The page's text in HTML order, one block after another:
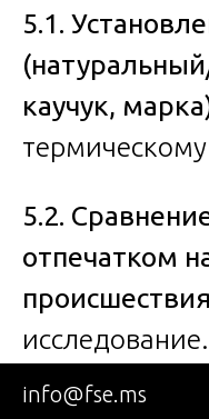
5.1.
каучук,
5.2.
отпечатком
происшествия
исследование.
5.3.
info@fse.ms